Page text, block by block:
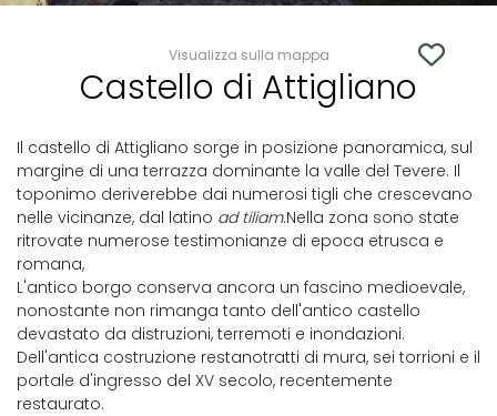
Visualizza sulla mappa
Castello di Attigliano
Il castello di Attigliano sorge in posizione panoramica, sul
margine di una terrazza dominante la valle del Tevere. Il
toponimo deriverebbe dai numerosi tigli che crescevano
nelle vicinanze, dal latino ad tiliam.Nella zona sono state
ritrovate numerose testimonianze di epoca etrusca e
romana,
L'antico borgo conserva ancora un fascino medioevale,
nonostante non rimanga tanto dell'antico castello
devastato da distruzioni, terremoti e inondazioni.
Dell'antica costruzione restanotratti di mura, sei torrioni e il
portale d'ingresso del XV secolo, recentemente
restaurato.